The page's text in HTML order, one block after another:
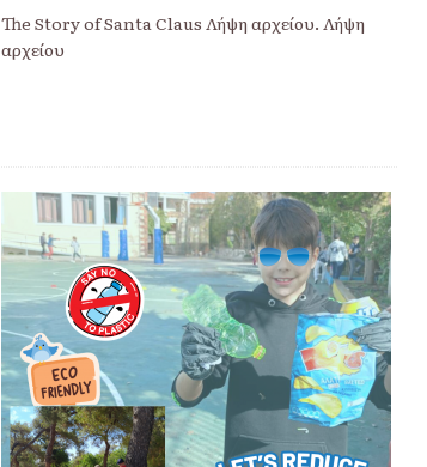
The Story of Santa Claus Λήψη αρχείου. Λήψη
αρχείου